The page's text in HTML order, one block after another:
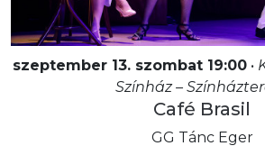
szeptember 13. szombat 19:00 •
Színház –
Café Brasil
GG Tánc Eger